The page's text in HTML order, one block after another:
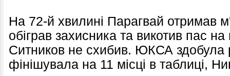
На 72-й хвилині Парагвай отримав
обіграв захисника та викотив пас
Ситников не схибив. ЮКСА здобула
фінішувала на 11 місці в таблиці,